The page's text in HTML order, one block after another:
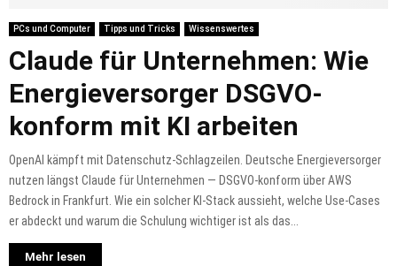
PCs und Computer Tipps und Tricks Wissenswertes
Claude für Unternehmen: Wie
Energieversorger DSGVO-
konform mit KI arbeiten
OpenAI kämpft mit Datenschutz-Schlagzeilen. Deutsche Energieversorger
nutzen längst Claude für Unternehmen — DSGVO-konform über AWS
Bedrock in Frankfurt. Wie ein solcher KI-Stack aussieht, welche Use-Cases
er abdeckt und warum die Schulung wichtiger ist als das...
Mehr lesen